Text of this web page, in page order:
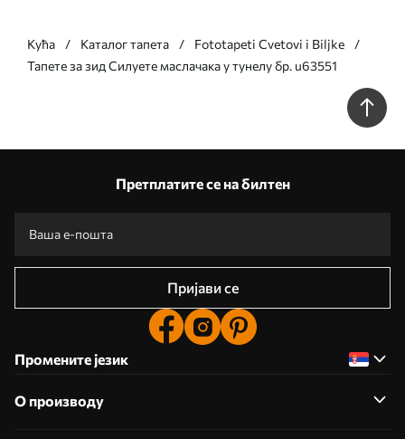
Кућа Каталог тапета
Fototapeti Cvetovi i Biljke
Тапете за зид Силуете маслачака у тунелу бр. u63551
Претплатите се на билтен
Пријави се
Промените језик
О производу